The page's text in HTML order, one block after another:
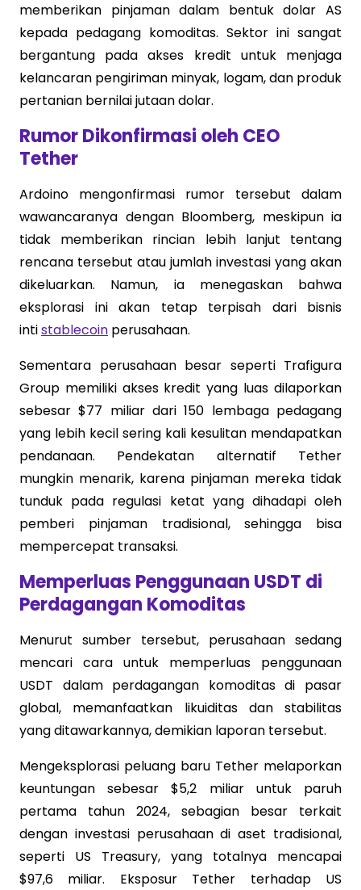
memberikan pinjaman dalam bentuk dolar AS
kepada pedagang komoditas. Sektor ini sangat
bergantung pada akses kredit untuk menjaga
kelancaran pengiriman minyak, logam, dan produk
pertanian bernilai jutaan dolar.
Rumor Dikonfirmasi oleh CEO
Tether
Ardoino mengonfirmasi rumor tersebut dalam
wawancaranya dengan Bloomberg, meskipun ia
tidak memberikan rincian lebih lanjut tentang
rencana tersebut atau jumlah investasi yang akan
dikeluarkan. Namun, ia menegaskan bahwa
eksplorasi ini akan tetap terpisah dari bisnis
intistablecoin perusahaan.
Sementara perusahaan besar seperti Trafigura
Group memiliki akses kredit yang luas dilaporkan
sebesar $77 miliar dari 150 lembaga pedagang
yang lebih kecil sering kali kesulitan mendapatkan
pendanaan. Pendekatan alternatif Tether
mungkin menarik, karena pinjaman mereka tidak
tunduk pada regulasi ketat yang dihadapi oleh
pemberi pinjaman tradisional, sehingga bisa
mempercepat transaksi.
Memperluas Penggunaan USDT di
Perdagangan Komoditas
Menurut sumber tersebut, perusahaan sedang
mencari cara untuk memperluas penggunaan
USDT dalam perdagangan komoditas di pasar
global, memanfaatkan likuiditas dan stabilitas
yang ditawarkannya, demikian laporan tersebut.
Mengeksplorasi peluang baru Tether melaporkan
keuntungan sebesar $5,2 miliar untuk paruh
pertama tahun 2024, sebagian besar terkait
dengan investasi perusahaan di aset tradisional,
seperti US Treasury, yang totalnya mencapai
$97,6 miliar. Eksposur Tether terhadap US